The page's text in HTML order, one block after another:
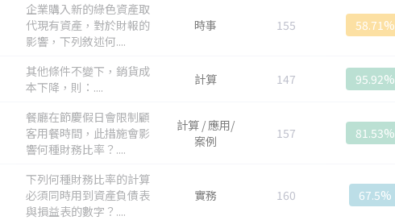
企業購入新的綠色資產取
代現有資產，對於財報的
影響，下列敘述何....
時事 155 58.71%
其他條件不變下，銷貨成
本下降，則：....
計算 147 95.92%
餐廳在節慶假日會限制顧
客用餐時間，此措施會影
響何種財務比率？....
計算 / 應用/
案例
157 81.53%
下列何種財務比率的計算
必須同時用到資產負債表
與損益表的數字？....
實務 160 67.5%